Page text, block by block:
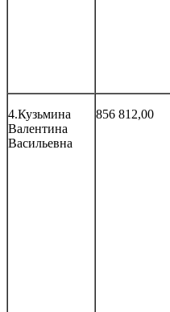
4.Кузьмина
Валентина
Васильевна
856 812,00